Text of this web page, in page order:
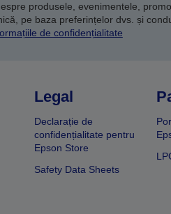
produsele, evenimentele,
pe baza preferințelor dvs. și
de confidențialitate
Legal
Declarație de
confidențialitate pentru
Epson Store
Safety Data Sheets